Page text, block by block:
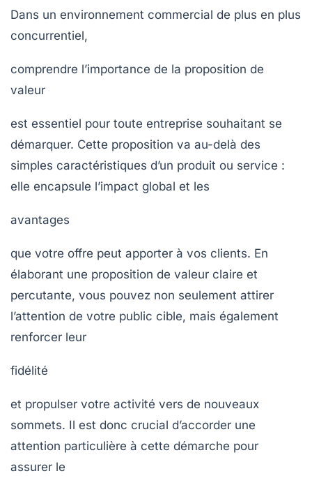
Dans un environnement commercial de plus en plus
concurrentiel,
comprendre l’importance de la proposition de
valeur
est essentiel pour toute entreprise souhaitant se
démarquer. Cette proposition va au-delà des
simples caractéristiques d’un produit ou service :
elle encapsule l’impact global et les
avantages
que votre offre peut apporter à vos clients. En
élaborant une proposition de valeur claire et
percutante, vous pouvez non seulement attirer
l’attention de votre public cible, mais également
renforcer leur
fidélité
et propulser votre activité vers de nouveaux
sommets. Il est donc crucial d’accorder une
attention particulière à cette démarche pour
assurer le